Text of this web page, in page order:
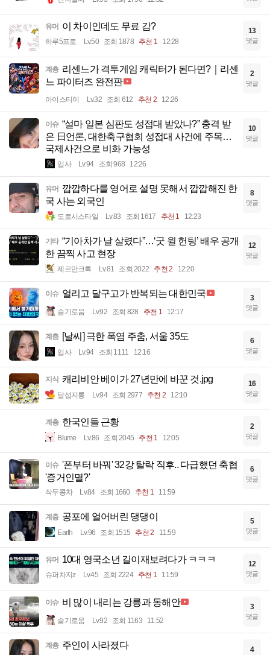
유머 이 차이인데도 무료 감?
하루5프로 Lv.50 조회 1878 추천 1 12:28
13
댓글
계층 리센느가 격투게임 캐릭터가 된다면?｜리센
느 파이터즈 완전판
아이스티이 Lv.32 조회 612 추천 2 12:26
2
댓글
이슈 “설마 일본 심판도 성접대 받았나?” 충격 받
은 日언론, 대한축구협회 성접대 사건에 주목…
국제사건으로 비화 가능성
입사 Lv.94 조회 968 12:26
10
댓글
유머 깝깝하다를 영어로 설명 못해서 깝깝해진 한
국 사는 외국인
도로시스타일 Lv.83 조회 1617 추천 1 12:23
8
댓글
기타 “기아차가 날 살렸다”…‘굿 윌 헌팅’ 배우 공개
한 끔찍 사고 현장
제르만크록 Lv.81 조회 2022 추천 2 12:20
12
댓글
이슈 얼리고 달구고가 반복되는 대한민국
슬기로움 Lv.92 조회 828 추천 1 12:17
3
댓글
계층 [날씨] 극한 폭염 주춤, 서울 35도
입사 Lv.94 조회 1111 12:16
6
댓글
지식 캐리비안 베이가 27년만에 바꾼 것.jpg
달섭지롱 Lv.94 조회 2977 추천 2 12:10
16
댓글
계층 한국인들 근황
Blume Lv.86 조회 2045 추천 1 12:05
2
댓글
이슈 '폰부터 바꿔' 32강 탈락 직후.. 다급했던 축협
'증거인멸?'
작두콩차 Lv.84 조회 1660 추천 1 11:59
6
댓글
계층 공포에 얼어버린 댕댕이
Earth Lv.96 조회 1515 추천 2 11:59
5
댓글
유머 10대 영국소년 길이재보려다가 ㅋㅋㅋ
슈퍼차지z Lv.45 조회 2224 추천 1 11:59
12
댓글
이슈 비 많이 내리는 강릉과 동해안
슬기로움 Lv.92 조회 1163 11:52
3
댓글
계층 주인이 사라졌다 4